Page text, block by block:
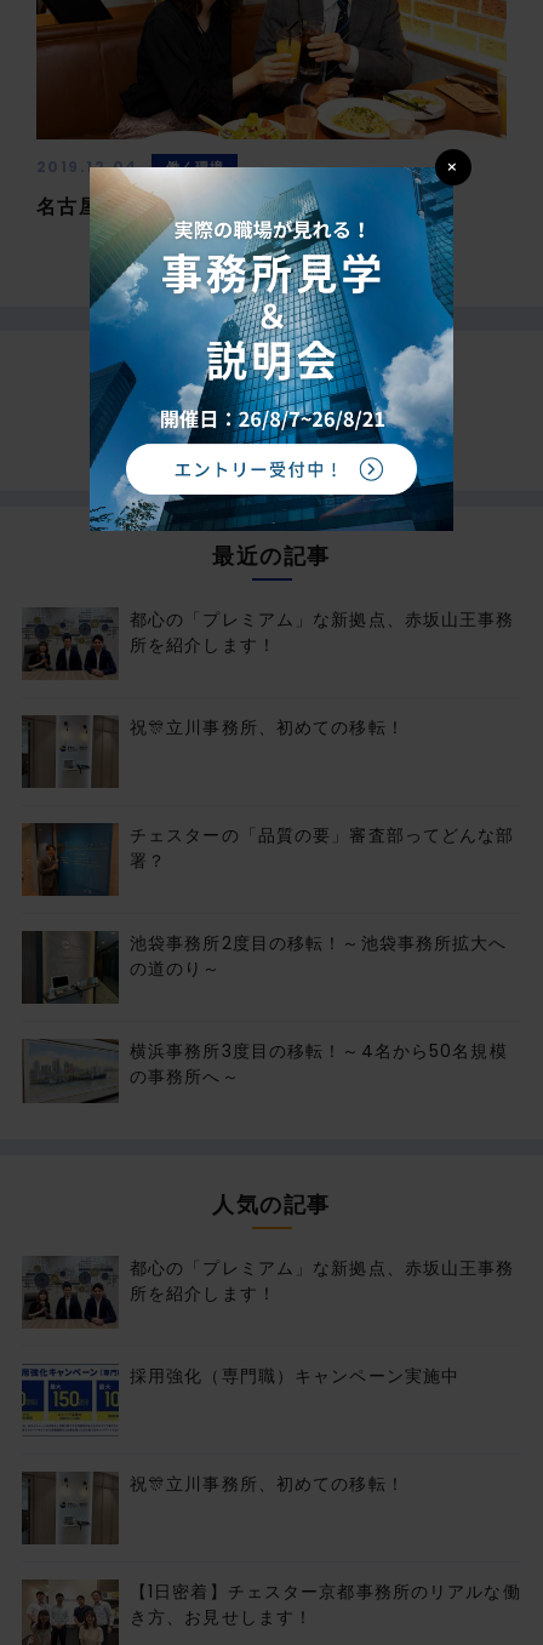
2019.12.04 働く環境
名古屋事務所へ来(き)てみやぁ～♪
タグから記事を探す
最近の記事
都心の「プレミアム」な新拠点、赤坂山王事務
所を紹介します！
祝🎊立川事務所、初めての移転！
チェスターの「品質の要」審査部ってどんな部
署？
池袋事務所2度目の移転！～池袋事務所拡大へ
の道のり～
横浜事務所3度目の移転！～4名から50名規模
の事務所へ～
人気の記事
都心の「プレミアム」な新拠点、赤坂山王事務
所を紹介します！
採用強化（専門職）キャンペーン実施中
祝🎊立川事務所、初めての移転！
【1日密着】チェスター京都事務所のリアルな働
き方、お見せします！
×